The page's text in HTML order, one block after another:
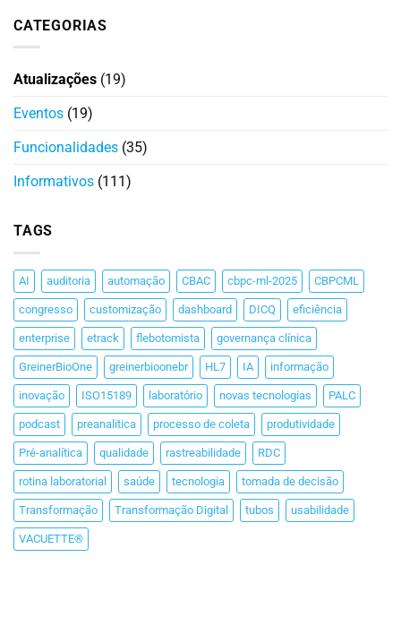
CATEGORIAS
Atualizações (19)
Eventos (19)
Funcionalidades (35)
Informativos (111)
TAGS
AI auditoria automação CBAC cbpc-ml-2025 CBPCML
congresso customização dashboard DICQ eficiência
enterprise etrack flebotomista governança clínica
GreinerBioOne greinerbioonebr HL7 IA informação
inovação ISO15189 laboratório novas tecnologias PALC
podcast preanalitica processo de coleta produtividade
Pré-analítica qualidade rastreabilidade RDC
rotina laboratorial saúde tecnologia tomada de decisão
Transformação Transformação Digital tubos usabilidade
VACUETTE®